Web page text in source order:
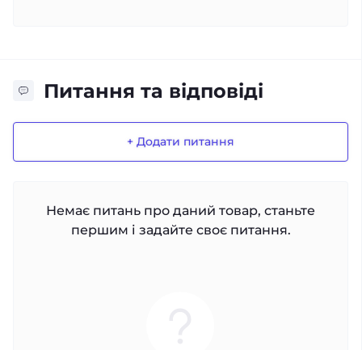
Питання та відповіді
+ Додати питання
Немає питань про даний товар, станьте
першим і задайте своє питання.